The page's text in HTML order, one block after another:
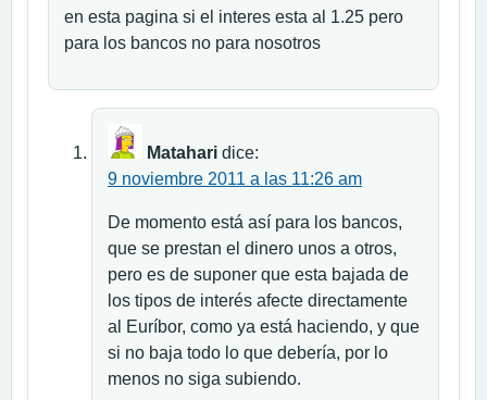
en esta pagina si el interes esta al 1.25 pero
para los bancos no para nosotros
Matahari dice:
9 noviembre 2011 a las 11:26 am
De momento está así para los bancos,
que se prestan el dinero unos a otros,
pero es de suponer que esta bajada de
los tipos de interés afecte directamente
al Euríbor, como ya está haciendo, y que
si no baja todo lo que debería, por lo
menos no siga subiendo.